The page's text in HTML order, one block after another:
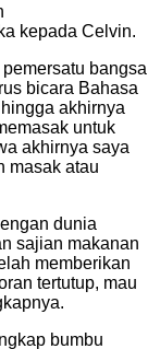
kepada Celvin.
bangsa
bicara Bahasa
akhirnya
untuk
akhirnya saya
masak atau
dunia
sajian makanan
memberikan
tertutup, mau
bumbu